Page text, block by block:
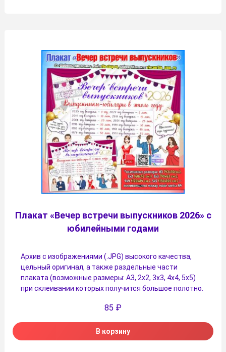
Плакат «Вечер встречи выпускников 2026» с
юбилейными годами
Архив с изображениями (.JPG) высокого качества,
цельный оригинал, а также раздельные части
плаката (возможные размеры: А3, 2х2, 3х3, 4х4, 5х5)
при склеивании которых получится большое полотно.
85 ₽
В корзину